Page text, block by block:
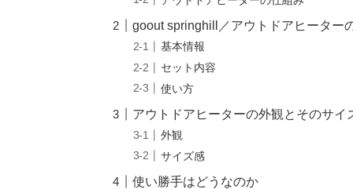
goout springhill／アウトドアヒーター
基本情報
セット内容
使い方
アウトドアヒーターの外観とそのサイ
外観
サイズ感
使い勝手はどうなのか